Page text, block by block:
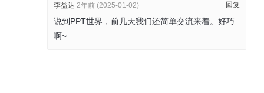
李益达 2年前 (2025-01-02)
说到PPT世界，前几天我们还简单交流来着。好巧
啊~
回复